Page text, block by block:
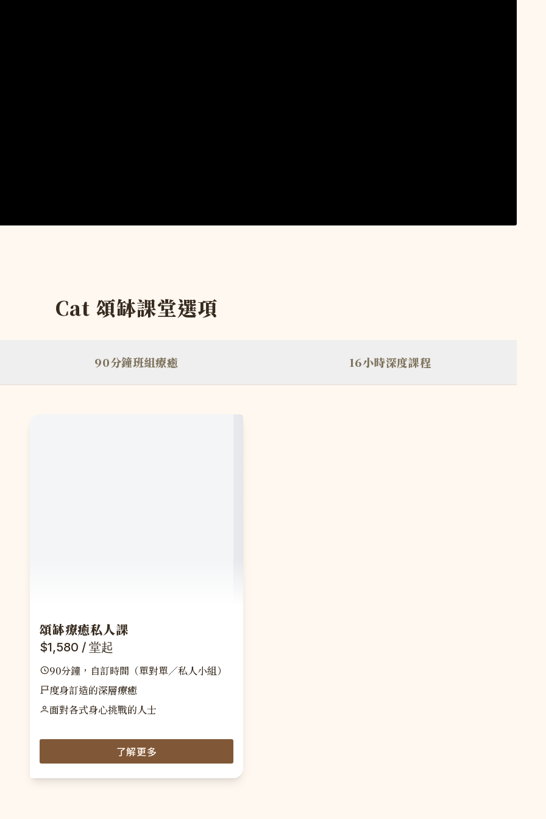
Cat 頌缽課堂選項
90分鐘班組療癒 16小時深度課程
頌缽療癒私人課
$1,580 / 堂起
90分鐘，自訂時間（單對單／私人小組）
度身訂造的深層療癒
面對各式身心挑戰的人士
了解更多